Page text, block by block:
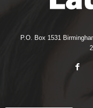
P.O. Box 1531